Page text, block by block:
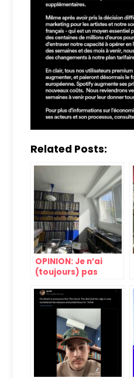
Related Posts:
OPINION: Je n’ai
(toujours) pas
payant à des sites
de streaming
musicaux